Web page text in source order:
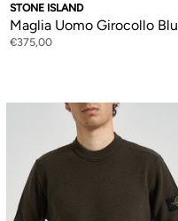
STONE ISLAND
Maglia Uomo Girocollo Blu
€375,00